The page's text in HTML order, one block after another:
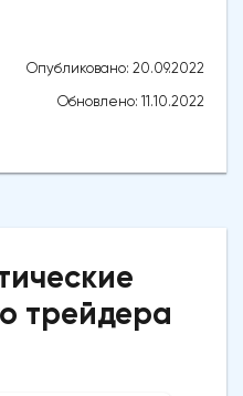
Опубликовано: 20.09.2022
Обновлено: 11.10.2022
трейдера